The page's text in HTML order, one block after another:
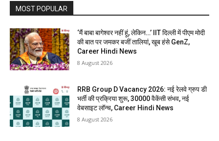
MOST POPULAR
‘मैं बाबा बागेश्वर नहीं हूं, लेकिन…’ IIT दिल्ली में पीएम मोदी
की बात पर जमकर बजीं तालियां, खूब हंसे GenZ,
Career Hindi News
8 August 2026
RRB Group D Vacancy 2026: नई रेलवे ग्रुप डी
भर्ती की प्रक्रिया शुरू, 30000 वैकेंसी संभव, नई
वेबसाइट लॉन्च, Career Hindi News
8 August 2026